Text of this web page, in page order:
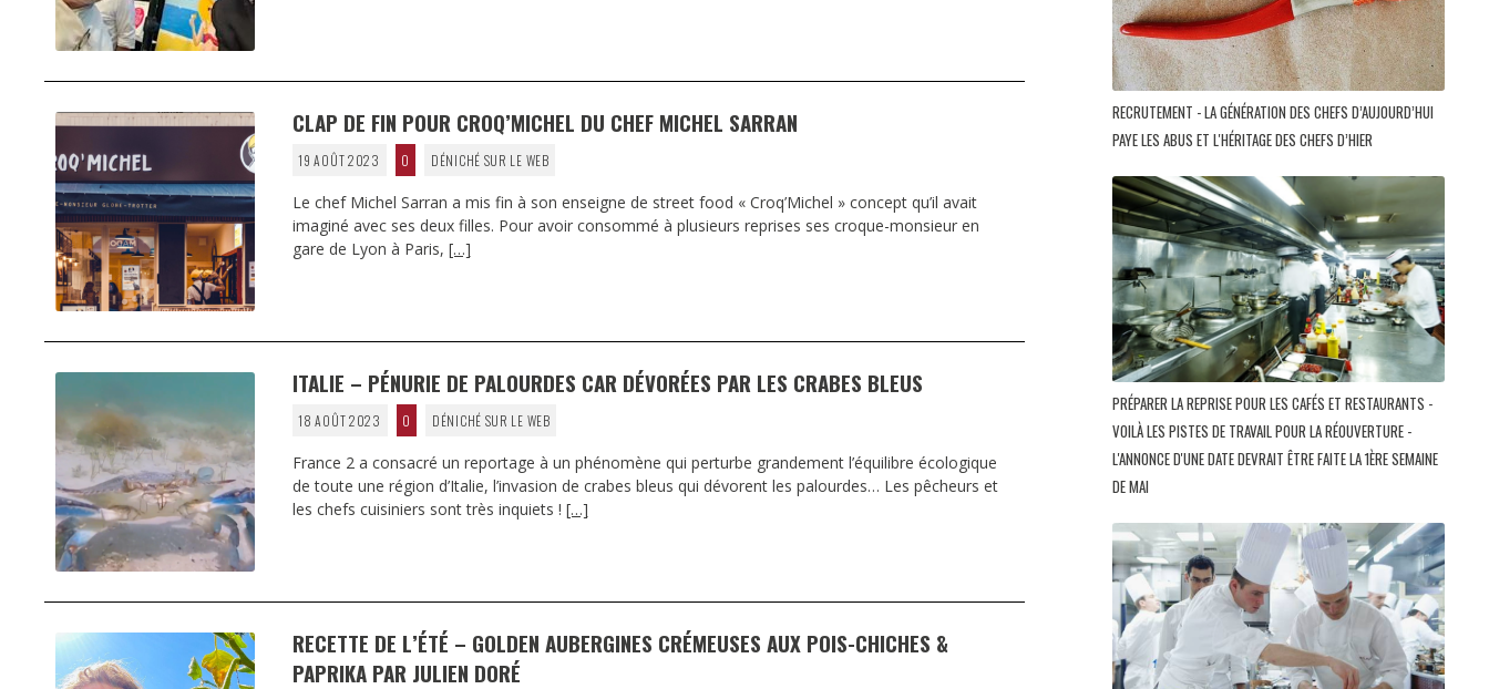
CLAP DE FIN POUR CROQ’MICHEL DU CHEF MICHEL SARRAN
19 AOÛT 2023 0 DÉNICHÉ SUR LE WEB
Le chef Michel Sarran a mis fin à son enseigne de street food « Croq’Michel » concept qu’il avait
imaginé avec ses deux filles. Pour avoir consommé à plusieurs reprises ses croque-monsieur en
gare de Lyon à Paris, […]
ITALIE – PÉNURIE DE PALOURDES CAR DÉVORÉES PAR LES CRABES BLEUS
18 AOÛT 2023 0 DÉNICHÉ SUR LE WEB
France 2 a consacré un reportage à un phénomène qui perturbe grandement l’équilibre écologique
de toute une région d’Italie, l’invasion de crabes bleus qui dévorent les palourdes… Les pêcheurs et
les chefs cuisiniers sont très inquiets ! […]
RECETTE DE L’ÉTÉ – GOLDEN AUBERGINES CRÉMEUSES AUX POIS-CHICHES &
PAPRIKA PAR JULIEN DORÉ
RECRUTEMENT - LA GÉNÉRATION DES CHEFS D’AUJOURD’HUI
PAYE LES ABUS ET L'HÉRITAGE DES CHEFS D’HIER
PRÉPARER LA REPRISE POUR LES CAFÉS ET RESTAURANTS -
VOILÀ LES PISTES DE TRAVAIL POUR LA RÉOUVERTURE -
L'ANNONCE D'UNE DATE DEVRAIT ÊTRE FAITE LA 1ÈRE SEMAINE
DE MAI